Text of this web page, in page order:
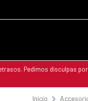
Pedimos disculpas
Inicio